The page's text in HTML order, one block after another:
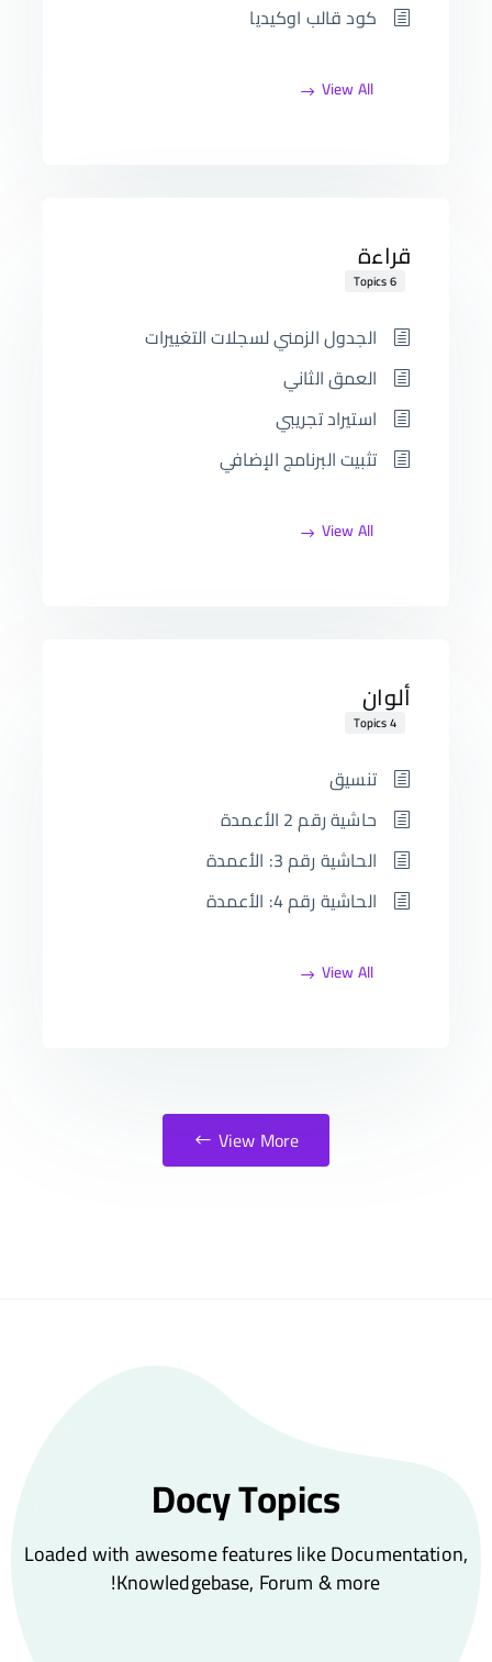
كود قالب اوكيديا
View All
قراءة
6 Topics
الجدول الزمني لسجلات التغييرات
العمق الثاني
استيراد تجريبي
تثبيت البرنامج الإضافي
View All
ألوان
4 Topics
تنسيق
حاشية رقم 2 الأعمدة
الحاشية رقم 3: الأعمدة
الحاشية رقم 4: الأعمدة
View All
View More
Docy Topics
Loaded with awesome features like Documentation,
Knowledgebase, Forum & more!